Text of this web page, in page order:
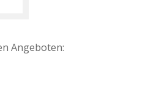
Angeboten: